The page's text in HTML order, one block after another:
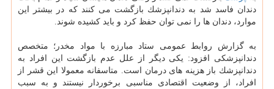
دندان فاسد شد به دندانپزشك بازگشت می كنند كه در بیشتر این
موارد، دندان ها را نمی توان حفظ كرد و باید كشیده شوند.
به گزارش روابط عمومی ستاد مبارزه با مواد مخدر؛ متخصص
دندانپزشكی افزود: یكی دیگر از علل عدم بازگشت این افراد به
دندانپزشك باز هزینه های درمان است. متاسفانه معمولا این قشر از
افراد، از وضعیت اقتصادی مناسبی برخوردار نیستند و به سبب